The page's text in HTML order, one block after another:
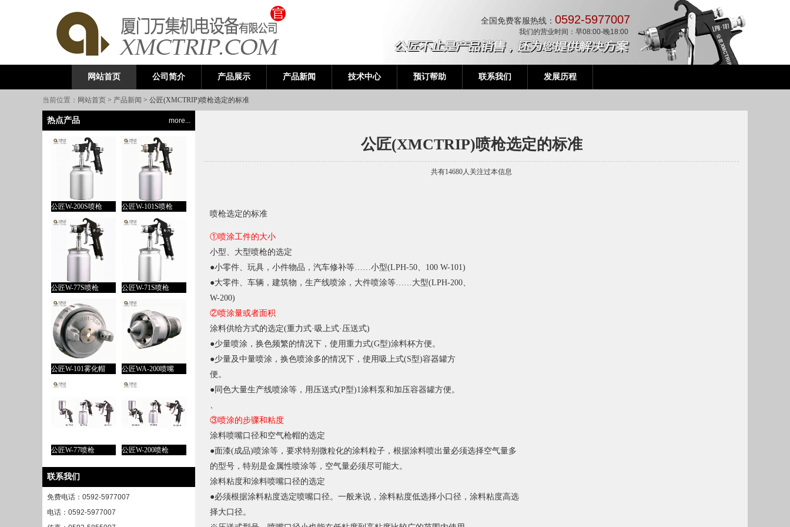
全国免费客服热线： 0592-5977007
我们的营业时间：早08:00-晚18:00
网站首页 公司简介 产品展示 产品新闻 技术中心 预订帮助 联系我们 发展历程
当前位置： 网站首页 > 产品新闻 > 公匠(XMCTRIP)喷枪选定的标准
热点产品 more...
公匠W-200S喷枪 公匠W-101S喷枪
公匠W-77S喷枪 公匠W-71S喷枪
公匠W-101雾化帽 公匠WA-200喷嘴
公匠W-77喷枪 公匠W-200喷枪
联系我们
免费电话：0592-5977007
电话：0592-5977007
公匠(XMCTRIP)喷枪选定的标准
共有14680人关注过本信息
喷枪选定的标准
①喷涂工件的大小
小型、大型喷枪的选定
●小零件、玩具，小件物品，汽车修补等……小型(LPH-50、 100 W-101)
●大零件、车辆，建筑物，生产线喷涂，大件喷涂等……大型(LPH-200、
W-200)
②喷涂量或者面积
涂料供给方式的选定(重力式·吸上式· 压送式)
●少量喷涂，换色频繁的情况下，使用重力式(G型)涂料杯方便。
●少量及中量喷涂，换色喷涂多的情况下，使用吸上式(S型)容器罐方
便。
● 同色大量生产线喷涂等，用压送式(P型)1涂料泵和加压容器罐方便。
、
③喷涂的步骤和粘度
涂料喷嘴口径和空气枪帽的选定
●面漆(成品)喷涂等，要求特别微粒化的涂料粒子，根据涂料喷出量必须选择空气量多
的型号，特别是金属性喷涂等，空气量必须尽可能大。
涂料粘度和涂料喷嘴口径的选定
●必须根据涂料粘度选定喷嘴口径。一般来说，涂料粘度低选择小口径，涂料粘度高选
择大口径。